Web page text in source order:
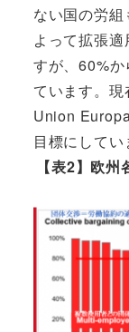
ない国の労
よって拡張
すが、60%
ています。
Union
目標にしてい
【表2】欧